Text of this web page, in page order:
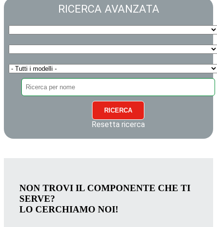
RICERCA AVANZATA
RICERCA
Resetta ricerca
NON TROVI IL COMPONENTE CHE TI
SERVE?
LO CERCHIAMO NOI!